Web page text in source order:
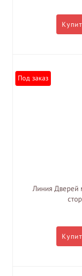
Под заказ
Линия Дверей